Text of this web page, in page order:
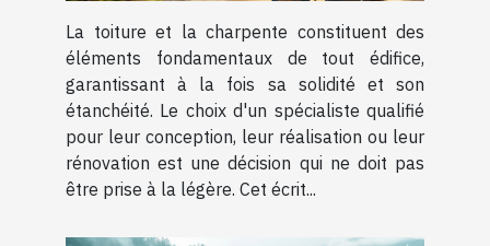
La toiture et la charpente constituent des
éléments fondamentaux de tout édifice,
garantissant à la fois sa solidité et son
étanchéité. Le choix d'un spécialiste qualifié
pour leur conception, leur réalisation ou leur
rénovation est une décision qui ne doit pas
être prise à la légère. Cet écrit...